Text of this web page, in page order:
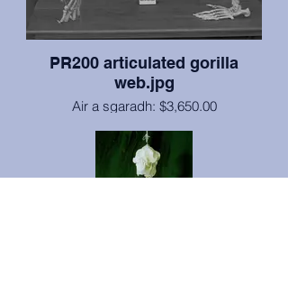
PR200 articulated gorilla
web.jpg
Air a sgaradh: $3,650.00
Tha an gorilla mòr fireann seo faisg air 4
troighean a dh’ àirde nuair a tha e air a